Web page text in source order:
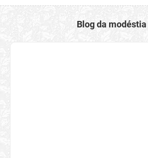
Blog da modéstia